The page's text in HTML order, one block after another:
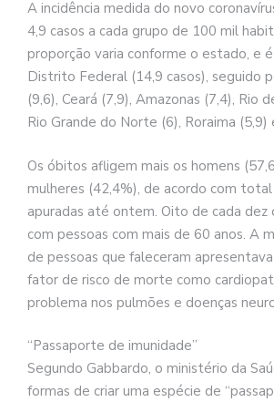
A incidência medida do novo
4,9 casos a cada grupo de 100 mil
proporção varia conforme o estado, e
Distrito Federal (14,9 casos), seguido
(9,6), Ceará (7,9), Amazonas (7,4), Rio
Rio Grande do Norte (6), Roraima (5,9)
Os óbitos afligem mais os homens
mulheres (42,4%), de acordo com
apuradas até ontem. Oito de cada dez
com pessoas com mais de 60 anos. A
de pessoas que faleceram
fator de risco de morte como
problema nos pulmões e doenças
“Passaporte de imunidade”
Segundo Gabbardo, o ministério da
formas de criar uma espécie de